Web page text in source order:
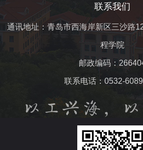
联系我们
通讯地址：青岛市西海岸新区三沙路
程学院
邮政编码：
联系电话：0532-